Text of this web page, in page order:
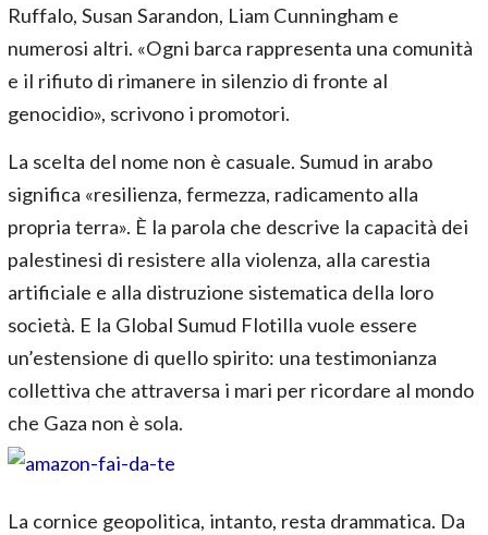
Ruffalo, Susan Sarandon, Liam Cunningham e
numerosi altri. «Ogni barca rappresenta una comunità
e il rifiuto di rimanere in silenzio di fronte al
genocidio», scrivono i promotori.
La scelta del nome non è casuale. Sumud in arabo
significa «resilienza, fermezza, radicamento alla
propria terra». È la parola che descrive la capacità dei
palestinesi di resistere alla violenza, alla carestia
artificiale e alla distruzione sistematica della loro
società. E la Global Sumud Flotilla vuole essere
un’estensione di quello spirito: una testimonianza
collettiva che attraversa i mari per ricordare al mondo
che Gaza non è sola.
La cornice geopolitica, intanto, resta drammatica. Da